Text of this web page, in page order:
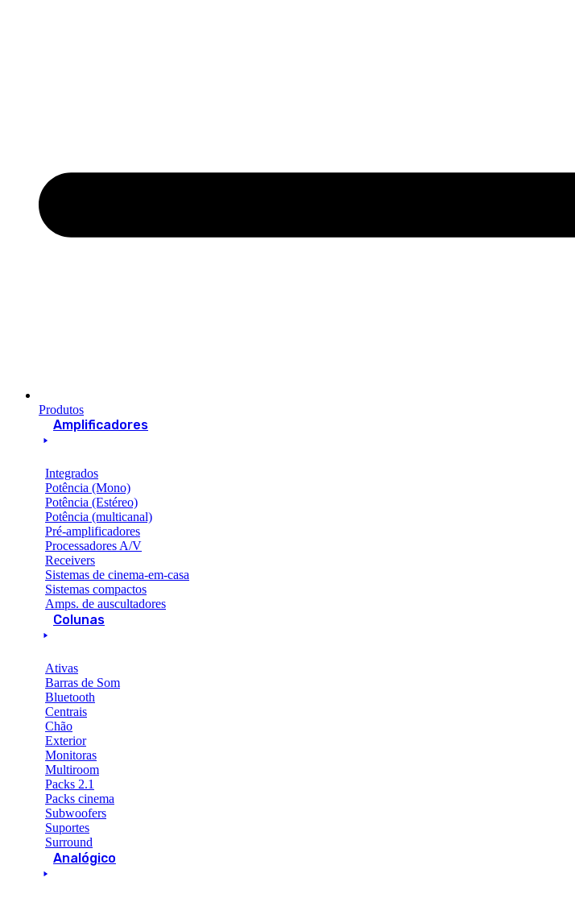
Produtos
Amplificadores
Integrados
Potência (Mono)
Potência (Estéreo)
Potência (multicanal)
Pré-amplificadores
Processadores A/V
Receivers
Sistemas de cinema-em-casa
Sistemas compactos
Amps. de auscultadores
Colunas
Ativas
Barras de Som
Bluetooth
Centrais
Chão
Exterior
Monitoras
Multiroom
Packs 2.1
Packs cinema
Subwoofers
Suportes
Surround
Analógico